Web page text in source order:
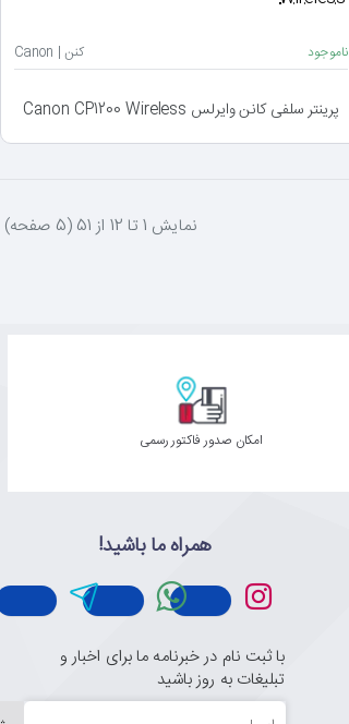
ناموجود کنن | Canon
پرینتر سلفی کانن وایرلس Canon CP1200 Wireless
نمايش 1 تا 12 از 51 (5 صفحه)
امکان صدور فاکتور رسمی
همراه ما باشید!
با ثبت نام در خبرنامه ما برای اخبار و
تبلیغات به روز باشید
ایمیل